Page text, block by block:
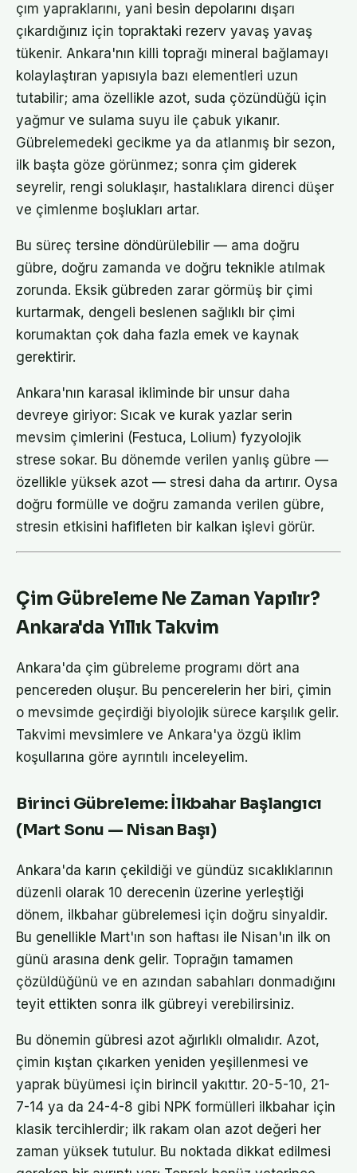
çım yapraklarını, yani besin depolarını dışarı
çıkardığınız için topraktaki rezerv yavaş yavaş
tükenir. Ankara'nın killi toprağı mineral bağlamayı
kolaylaştıran yapısıyla bazı elementleri uzun
tutabilir; ama özellikle azot, suda çözündüğü için
yağmur ve sulama suyu ile çabuk yıkanır.
Gübrelemedeki gecikme ya da atlanmış bir sezon,
ilk başta göze görünmez; sonra çim giderek
seyrelir, rengi soluklaşır, hastalıklara direnci düşer
ve çimlenme boşlukları artar.
Bu süreç tersine döndürülebilir — ama doğru
gübre, doğru zamanda ve doğru teknikle atılmak
zorunda. Eksik gübreden zarar görmüş bir çimi
kurtarmak, dengeli beslenen sağlıklı bir çimi
korumaktan çok daha fazla emek ve kaynak
gerektirir.
Ankara'nın karasal ikliminde bir unsur daha
devreye giriyor: Sıcak ve kurak yazlar serin
mevsim çimlerini (Festuca, Lolium) fyzyolojik
strese sokar. Bu dönemde verilen yanlış gübre —
özellikle yüksek azot — stresi daha da artırır. Oysa
doğru formülle ve doğru zamanda verilen gübre,
stresin etkisini hafifleten bir kalkan işlevi görür.
Çim Gübreleme Ne Zaman Yapılır?
Ankara'da Yıllık Takvim
Ankara'da çim gübreleme programı dört ana
pencereden oluşur. Bu pencerelerin her biri, çimin
o mevsimde geçirdiği biyolojik sürece karşılık gelir.
Takvimi mevsimlere ve Ankara'ya özgü iklim
koşullarına göre ayrıntılı inceleyelim.
Birinci Gübreleme: İlkbahar Başlangıcı
(Mart Sonu — Nisan Başı)
Ankara'da karın çekildiği ve gündüz sıcaklıklarının
düzenli olarak 10 derecenin üzerine yerleştiği
dönem, ilkbahar gübrelemesi için doğru sinyaldir.
Bu genellikle Mart'ın son haftası ile Nisan'ın ilk on
günü arasına denk gelir. Toprağın tamamen
çözüldüğünü ve en azından sabahları donmadığını
teyit ettikten sonra ilk gübreyi verebilirsiniz.
Bu dönemin gübresi azot ağırlıklı olmalıdır. Azot,
çimin kıştan çıkarken yeniden yeşillenmesi ve
yaprak büyümesi için birincil yakıttır. 20-5-10, 21-
7-14 ya da 24-4-8 gibi NPK formülleri ilkbahar için
klasik tercihlerdir; ilk rakam olan azot değeri her
zaman yüksek tutulur. Bu noktada dikkat edilmesi